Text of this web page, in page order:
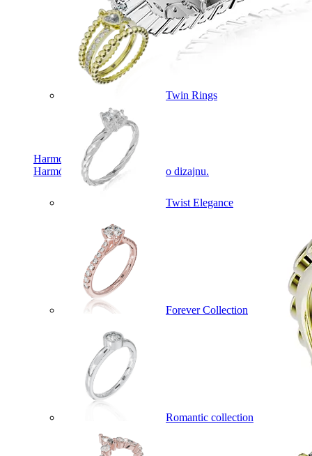
Harmony
Harmónia klasiky a moderného dizajnu.
Twin Rings
Twist Elegance
Forever Collection
Romantic collection